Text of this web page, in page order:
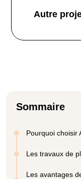
Autre
Sommaire
Pourquoi choisir
Les travaux de
Les avantages